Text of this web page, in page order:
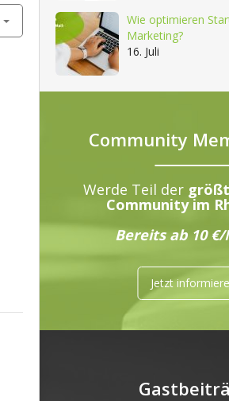
Wie optimieren
Marketing?
16. Juli
Community
Werde Teil der
Community im
Bereits ab 10
Jetzt